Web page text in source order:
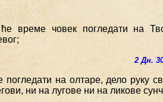
време човек погледати на
2 Дн.
погледати на олтаре, дело руку
ни на лугове ни на ликове